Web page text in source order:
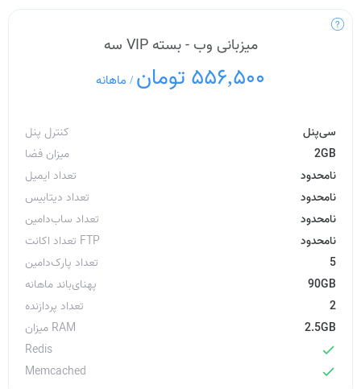
میزبانی وب - بسته VIP سه
556,500 تومان / ماهانه
کنترل پنل
سی‌پنل
میزان فضا
2GB
تعداد ایمیل
نامحدود
تعداد دیتابیس
نامحدود
تعداد ساب‌دامین
نامحدود
تعداد اکانت FTP
نامحدود
تعداد پارک‌دامین
5
پهنای‌باند ماهانه
90GB
تعداد پردازنده
2
میزان RAM
2.5GB
Redis
check
Memcached check